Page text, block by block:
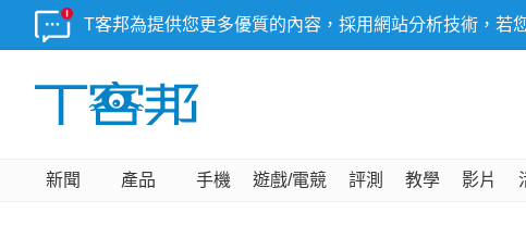
T客邦為提供您更多優質的內容，採用網站分析技術，若
新聞 產品 手機 遊戲/電競 評測 教學 影片